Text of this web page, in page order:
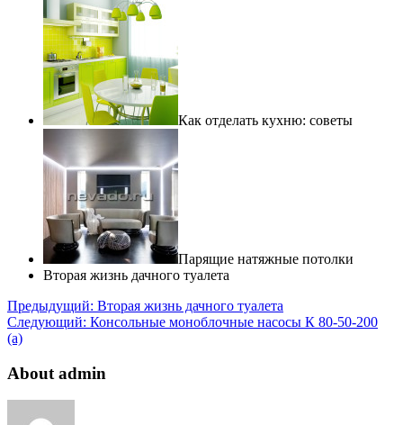
Как отделать кухню: советы
Парящие натяжные потолки
Вторая жизнь дачного туалета
Предыдущий: Вторая жизнь дачного туалета
Следующий: Консольные моноблочные насосы К 80-50-200
(а)
About admin